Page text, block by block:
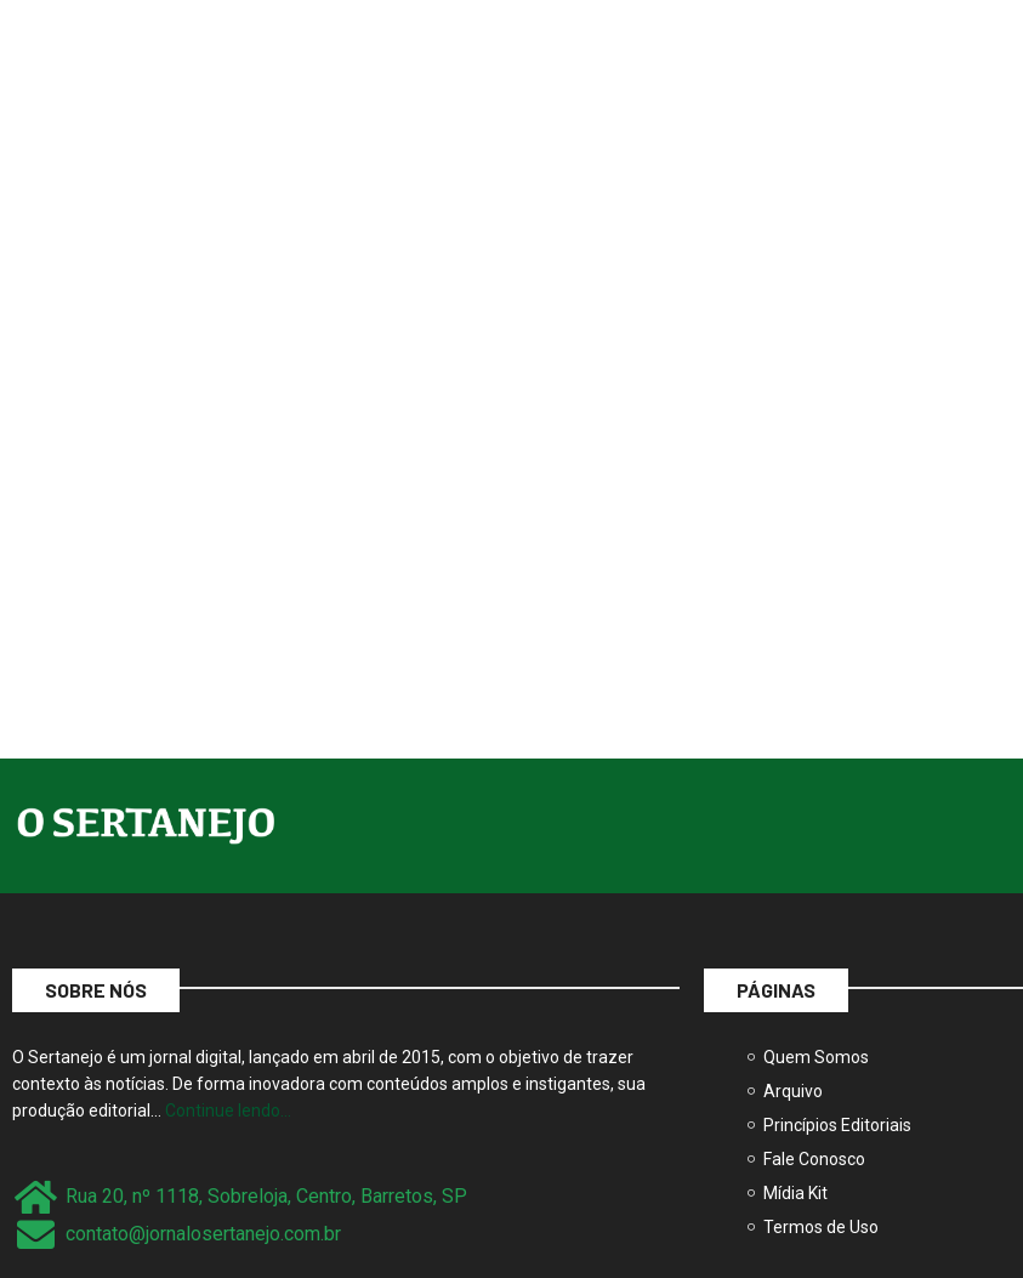
SOBRE NÓS
O Sertanejo é um jornal digital, lançado em abril de 2015, com o objetivo de trazer
contexto às notícias. De forma inovadora com conteúdos amplos e instigantes, sua
produção editorial… Continue lendo…
Rua 20, nº 1118, Sobreloja, Centro, Barretos, SP
contato@jornalosertanejo.com.br
PÁGINAS
Quem Somos
Arquivo
Princípios Editoriais
Fale Conosco
Mídia Kit
Termos de Uso